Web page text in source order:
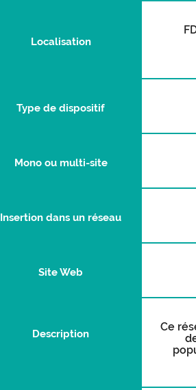
Localisation
Type de dispositif
Mono ou multi-site
Insertion dans un réseau
Site Web
Description
Ce